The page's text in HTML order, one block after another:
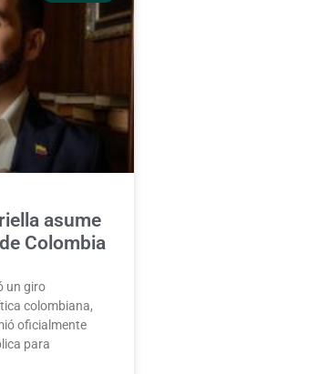
asume
Colombia
un giro
colombiana,
oficialmente
para